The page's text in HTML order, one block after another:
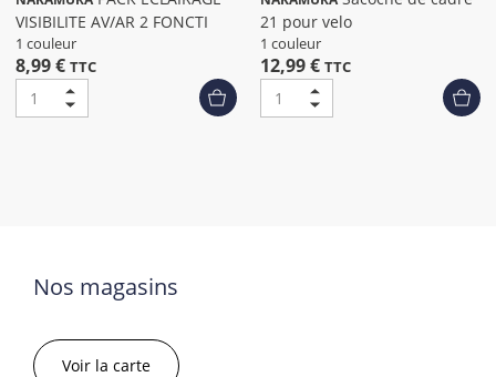
VISIBILITE AV/AR 2 FONCTI
1 couleur
8,99 € TTC
21 pour velo
1 couleur
12,99 € TTC
Nos magasins
Voir la carte